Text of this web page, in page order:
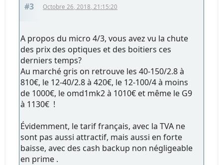
#3 Octobre 26, 2018, 21:15:20
A propos du micro 4/3, vous avez vu la chute
des prix des optiques et des boitiers ces
derniers temps?
Au marché gris on retrouve les 40-150/2.8 à
810€, le 12-40/2.8 à 420€, le 12-100/4 à moins
de 1000€, le omd1mk2 à 1010€ et même le G9
à 1130€ !
Évidemment, le tarif français, avec la TVA ne
sont pas aussi attractif, mais aussi en forte
baisse, avec des cash backup non négligeable
en prime .